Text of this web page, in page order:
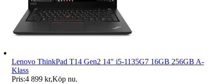
Lenovo ThinkPad T14 Gen2 14" i5-1135G7 16GB 256GB A-
Klass
Pris:4 899 kr,Köp nu.